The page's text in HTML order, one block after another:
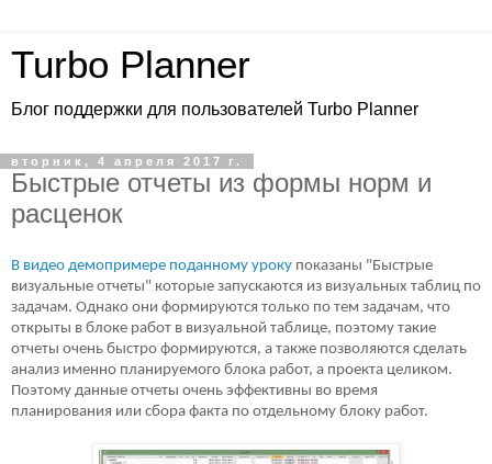
Turbo Planner
Блог поддержки для пользователей Turbo Planner
вторник, 4 апреля 2017 г.
Быстрые отчеты из формы норм и
расценок
В видео демопримере поданному уроку показаны "Быстрые
визуальные отчеты" которые запускаются из визуальных таблиц по
задачам. Однако они формируются только по тем задачам, что
открыты в блоке работ в визуальной таблице, поэтому такие
отчеты очень быстро формируются, а также позволяются сделать
анализ именно планируемого блока работ, а проекта целиком.
Поэтому данные отчеты очень эффективны во время
планирования или сбора факта по отдельному блоку работ.